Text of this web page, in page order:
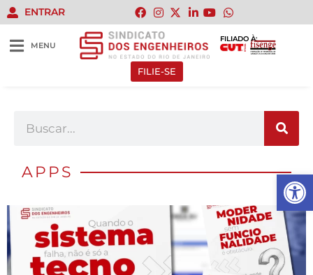
Abrir
ENTRAR
MENU
FILIADO À:
FILIE-SE
APPS